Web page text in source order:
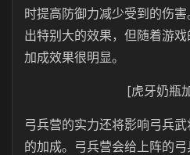
时提高防御力减少受到的伤
出特别大的效果，但随着游
加成效果很明显。
[虎牙奶瓶
弓兵营的实力还将影响弓兵
的加成。弓兵营会给上阵的